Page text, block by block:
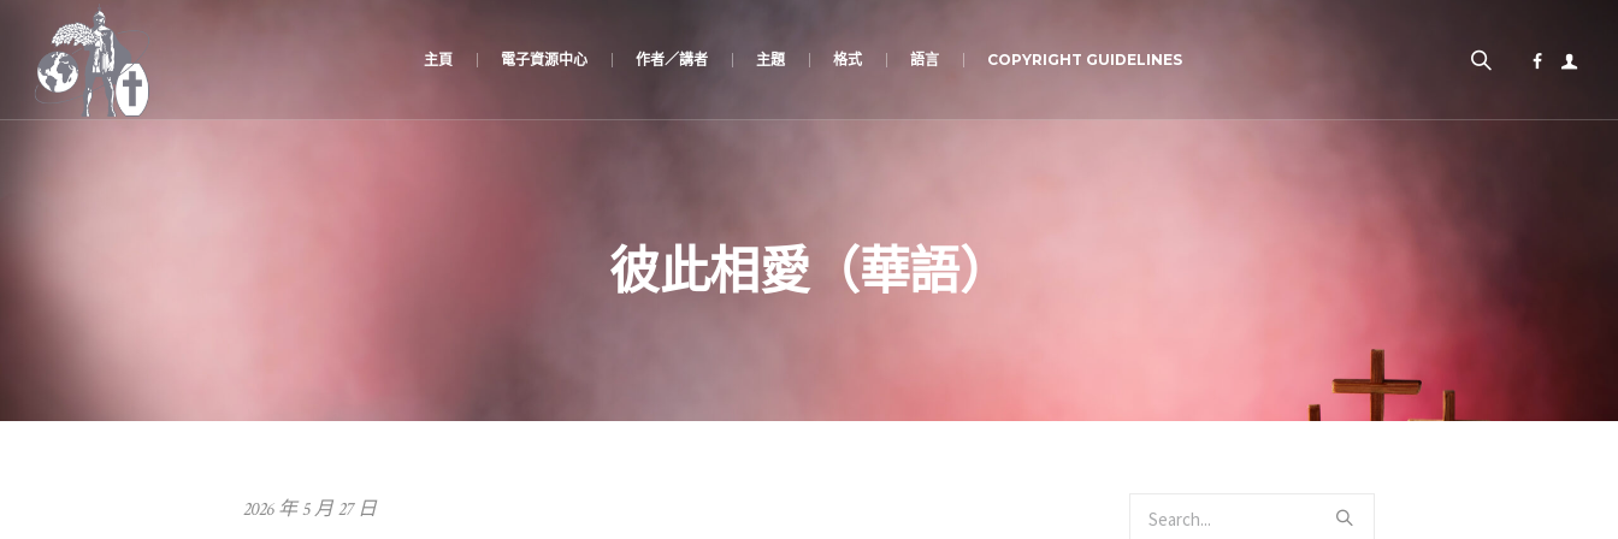
主頁 電子資源中心 作者／講者 主題 格式 語言 COPYRIGHT GUIDELINES
彼此相愛（華語）
2026 年 5 月 27 日